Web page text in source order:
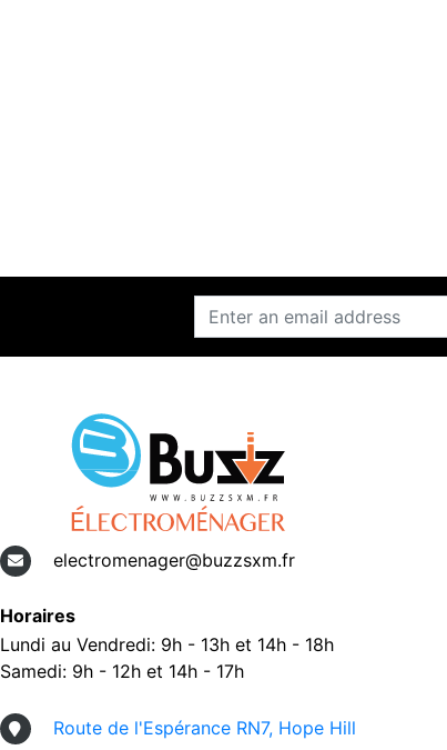
electromenager@buzzsxm.fr
Horaires
Lundi au Vendredi: 9h - 13h et 14h - 18h
Samedi: 9h - 12h et 14h - 17h
Route de l'Espérance RN7, Hope Hill